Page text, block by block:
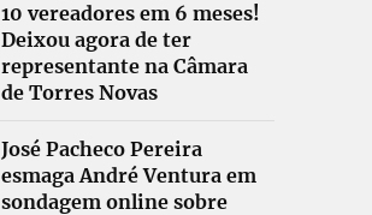
10 vereadores em 6 meses!
Deixou agora de ter
representante na Câmara
de Torres Novas
José Pacheco Pereira
esmaga André Ventura em
sondagem online sobre